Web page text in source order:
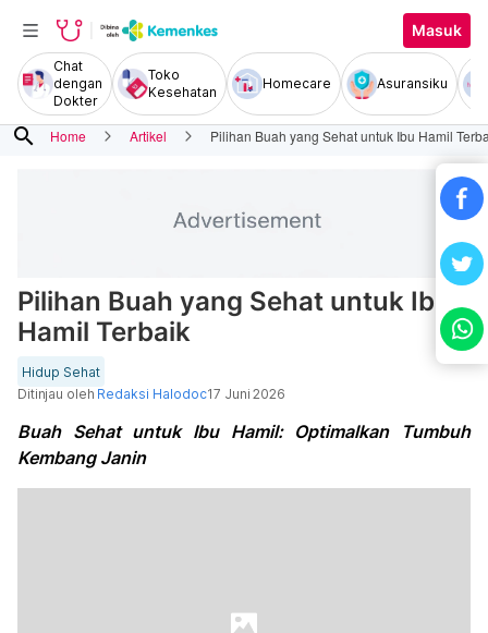
Masuk
Chat
dengan
Dokter
Toko
Kesehatan
Homecare Asuransiku
search Home Artikel Pilihan Buah yang Sehat untuk Ibu Hamil
Pilihan Buah yang Sehat untuk Ibu
Hamil Terbaik
Hidup Sehat
Ditinjau oleh Redaksi Halodoc17 Juni 2026
Buah Sehat untuk Ibu Hamil: Optimalkan Tumbuh
Kembang Janin